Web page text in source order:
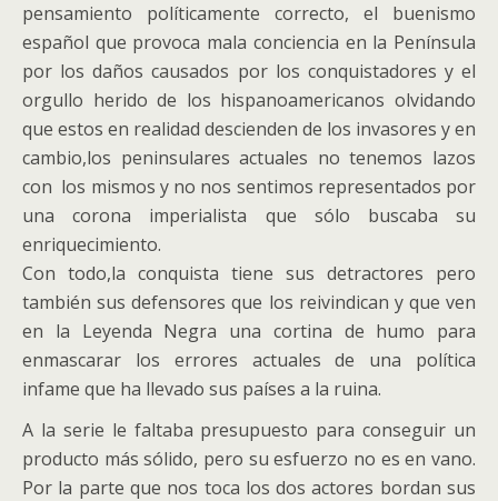
pensamiento políticamente correcto, el buenismo
español que provoca mala conciencia en la Península
por los daños causados por los conquistadores y el
orgullo herido de los hispanoamericanos olvidando
que estos en realidad descienden de los invasores y en
cambio,los peninsulares actuales no tenemos lazos
con los mismos y no nos sentimos representados por
una corona imperialista que sólo buscaba su
enriquecimiento.
Con todo,la conquista tiene sus detractores pero
también sus defensores que los reivindican y que ven
en la Leyenda Negra una cortina de humo para
enmascarar los errores actuales de una política
infame que ha llevado sus países a la ruina.
A la serie le faltaba presupuesto para conseguir un
producto más sólido, pero su esfuerzo no es en vano.
Por la parte que nos toca los dos actores bordan sus